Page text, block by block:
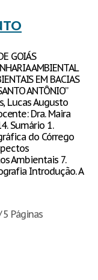
GOIÁS
AMBIENTAL
EM BACIAS
ANTÔNIO”
Lucas Augusto
Dra. Maira
Sumário 1.
do Córrego
Ambientais 7.
Introdução. A
Páginas